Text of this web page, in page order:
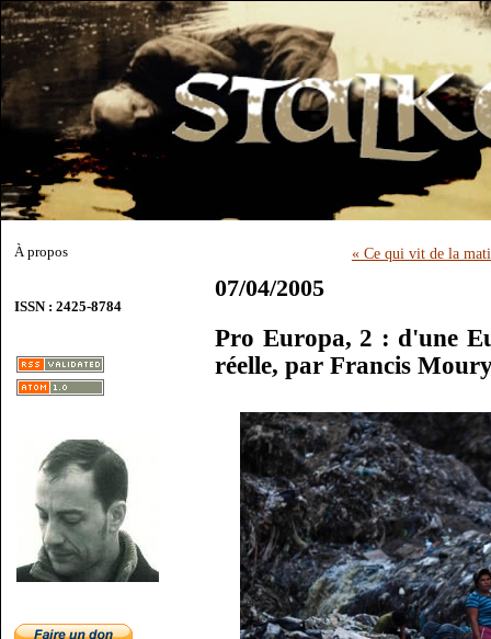
À propos
ISSN : 2425-8784
« Ce qui vit de la
07/04/2005
Pro Europa, 2 : d'une
réelle, par Francis